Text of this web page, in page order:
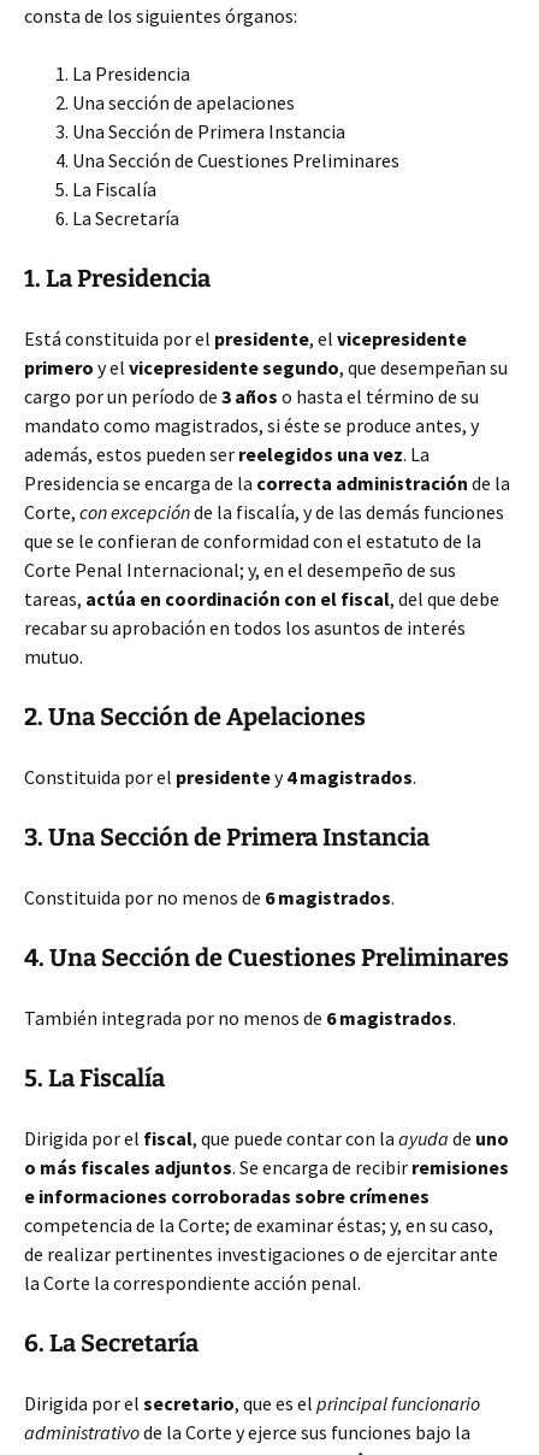
consta de los siguientes órganos:
La Presidencia
Una sección de apelaciones
Una Sección de Primera Instancia
Una Sección de Cuestiones Preliminares
La Fiscalía
La Secretaría
1. La Presidencia
Está constituida por el presidente, el vicepresidente
primero y el vicepresidente segundo, que desempeñan su
cargo por un período de 3 años o hasta el término de su
mandato como magistrados, si éste se produce antes, y
además, estos pueden ser reelegidos una vez. La
Presidencia se encarga de la correcta administración de la
Corte, con excepciónde la fiscalía, y de las demás funciones
que se le confieran de conformidad con el estatuto de la
Corte Penal Internacional; y, en el desempeño de sus
tareas, actúa en coordinación con el fiscal, del que debe
recabar su aprobación en todos los asuntos de interés
mutuo.
2. Una Sección de Apelaciones
Constituida por el presidentey4 magistrados.
3. Una Sección de Primera Instancia
Constituida por no menos de 6 magistrados.
4. Una Sección de Cuestiones Preliminares
También integrada por no menos de 6 magistrados.
5. La Fiscalía
Dirigida por el fiscal, que puede contar con la ayuda de uno
o más fiscales adjuntos. Se encarga de recibir remisiones
e informaciones corroboradas sobre crímenes
competencia de la Corte; de examinar éstas; y, en su caso,
de realizar pertinentes investigaciones o de ejercitar ante
la Corte la correspondiente acción penal.
6. La Secretaría
Dirigida por el secretario, que es el principal funcionario
administrativode la Corte y ejerce sus funciones bajo la